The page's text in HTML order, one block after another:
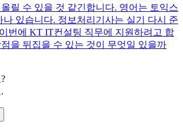
릴 수 있을 것 같긴합니다. 영어는 토익스
나 있습니다. 정보처리기사는 실기 다시 준
번에 KT IT컨설팅 직무에 지원하려고 합
을 뒤집을 수 있는 것이 무엇일 있을까